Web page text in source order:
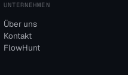
UNTERNEHMEN
Über uns
Kontakt
FlowHunt